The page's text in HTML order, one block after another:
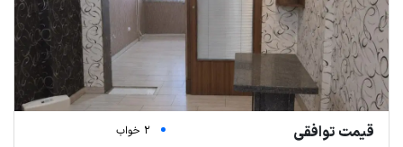
قیمت توافقی
2 خواب